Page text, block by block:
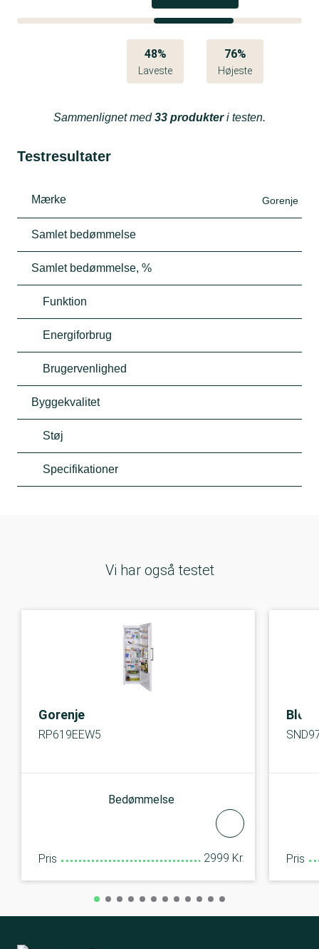
48%
Laveste
76%
Højeste
Sammenlignet med33 produkteri testen.
Testresultater
Mærke Gorenje
Samlet bedømmelse
Samlet bedømmelse, %
Funktion
Energiforbrug
Brugervenlighed
Byggekvalitet
Støj
Specifikationer
Vi har også testet
Gorenje
RP619EEW5
Bedømmelse
Pris 2999 Kr. Pris